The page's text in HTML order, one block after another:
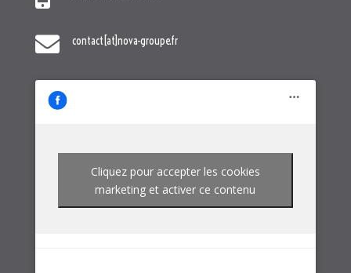
Cliquez pour accepter les cookies